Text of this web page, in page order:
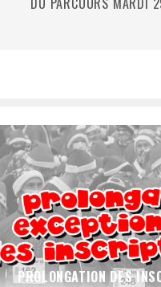
PROLONGATION DES